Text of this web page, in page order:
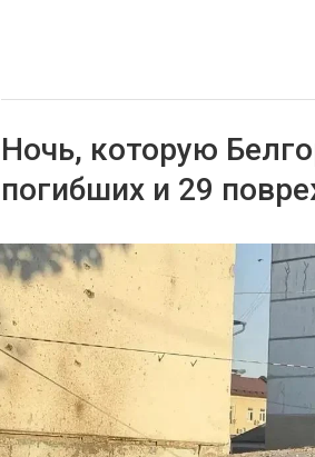
Ночь, которую
погибших и 29